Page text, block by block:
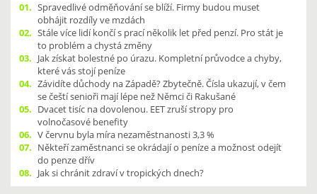
01. Spravedlivé odměňování se blíží. Firmy budou muset
obhájit rozdíly ve mzdách
02. Stále více lidí končí s prací několik let před penzí. Pro stát je
to problém a chystá změny
03. Jak získat bolestné po úrazu. Kompletní průvodce a chyby,
které vás stojí peníze
04. Závidíte důchody na Západě? Zbytečně. Čísla ukazují, v čem
se čeští senioři mají lépe než Němci či Rakušané
05. Dvacet tisíc na dovolenou. EET zruší stropy pro
volnočasové benefity
06. V červnu byla míra nezaměstnanosti 3,3 %
07. Někteří zaměstnanci se okrádají o peníze a možnost odejít
do penze dřív
08. Jak si chránit zdraví v tropických dnech?